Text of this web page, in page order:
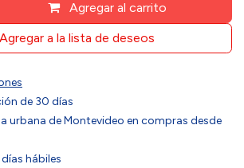
Agregar al carrito
Agregar a la lista de deseos
de 30 días
urbana de Montevideo en compras desde
hábiles